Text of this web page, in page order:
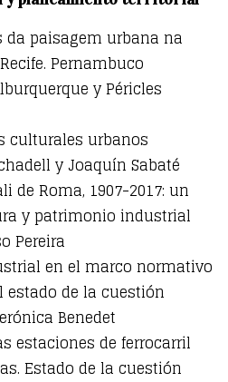
da paisagem urbana na
Pernambuco
y Péricles
culturales urbanos
y Joaquín Sabaté
de Roma, 1907-2017: un
y patrimonio industrial
Pereira
en el marco normativo
de la cuestión
Benedet
estaciones de ferrocarril
Estado de la cuestión